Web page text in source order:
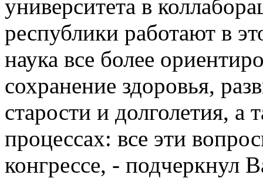
университета в
республики работают в
наука все более
сохранение здоровья,
старости и долголетия,
процессах: все эти
конгрессе, - подчеркнул